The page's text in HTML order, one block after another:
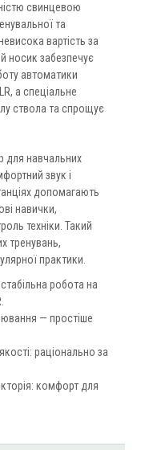
свинцевою
та
вартість за
носик забезпечує
автоматики
а спеціальне
ствола та спрощує
для навчальних
звук і
допомагають
навички,
техніки. Такий
тренувань,
практики.
робота на
— простіше
раціонально за
комфорт для